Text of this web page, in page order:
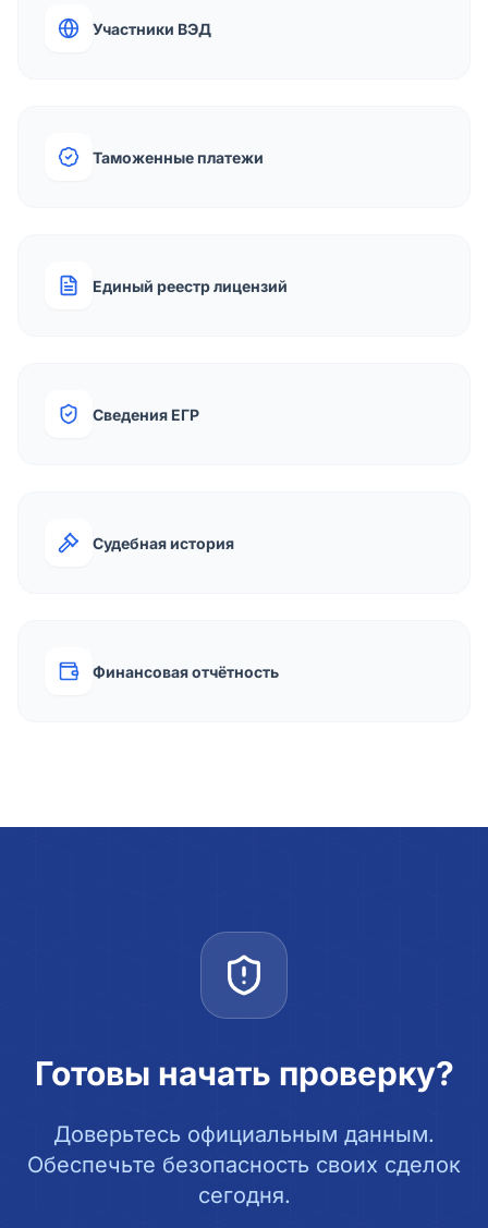
Участники ВЭД
Таможенные платежи
Единый реестр лицензий
Сведения ЕГР
Судебная история
Финансовая отчётность
Готовы начать проверку?
Доверьтесь официальным данным.
Обеспечьте безопасность своих сделок
сегодня.